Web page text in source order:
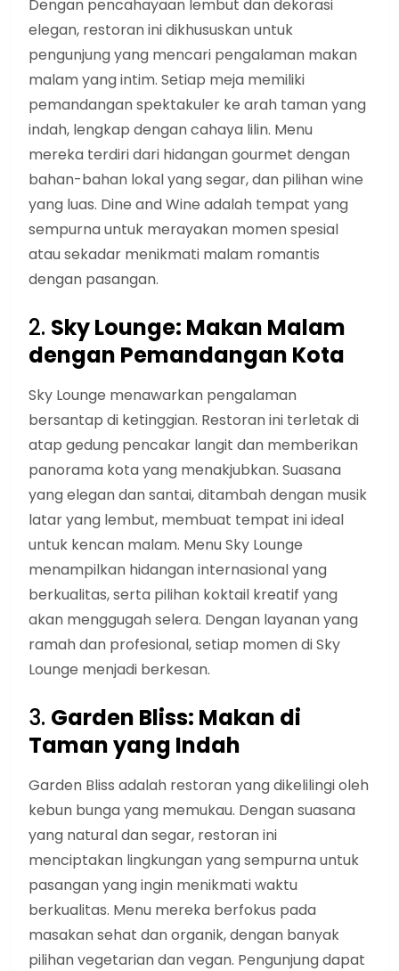
Dengan pencahayaan lembut dan dekorasi
elegan, restoran ini dikhususkan untuk
pengunjung yang mencari pengalaman makan
malam yang intim. Setiap meja memiliki
pemandangan spektakuler ke arah taman yang
indah, lengkap dengan cahaya lilin. Menu
mereka terdiri dari hidangan gourmet dengan
bahan-bahan lokal yang segar, dan pilihan wine
yang luas. Dine and Wine adalah tempat yang
sempurna untuk merayakan momen spesial
atau sekadar menikmati malam romantis
dengan pasangan.
2. Sky Lounge: Makan Malam
dengan Pemandangan Kota
Sky Lounge menawarkan pengalaman
bersantap di ketinggian. Restoran ini terletak di
atap gedung pencakar langit dan memberikan
panorama kota yang menakjubkan. Suasana
yang elegan dan santai, ditambah dengan musik
latar yang lembut, membuat tempat ini ideal
untuk kencan malam. Menu Sky Lounge
menampilkan hidangan internasional yang
berkualitas, serta pilihan koktail kreatif yang
akan menggugah selera. Dengan layanan yang
ramah dan profesional, setiap momen di Sky
Lounge menjadi berkesan.
3. Garden Bliss: Makan di
Taman yang Indah
Garden Bliss adalah restoran yang dikelilingi oleh
kebun bunga yang memukau. Dengan suasana
yang natural dan segar, restoran ini
menciptakan lingkungan yang sempurna untuk
pasangan yang ingin menikmati waktu
berkualitas. Menu mereka berfokus pada
masakan sehat dan organik, dengan banyak
pilihan vegetarian dan vegan. Pengunjung dapat